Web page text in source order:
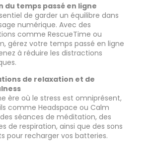
du temps passé en ligne
de garder un équilibre dans
numérique. Avec des
comme RescueTime ou
gérez votre temps passé en ligne
à réduire les distractions
de relaxation et de
ère où le stress est omniprésent,
comme Headspace ou Calm
séances de méditation, des
de respiration, ainsi que des sons
pour recharger vos batteries.